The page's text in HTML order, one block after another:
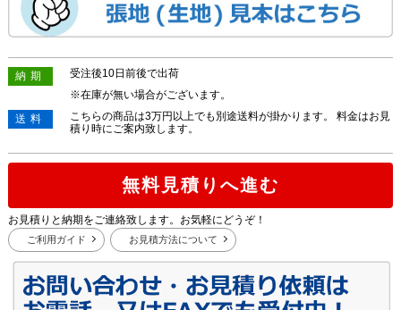
納期
受注後10日前後で出荷
※在庫が無い場合がございます。
送料
こちらの商品は3万円以上でも別途送料が掛かります。 料金はお見
積り時にご案内致します。
無料見積りへ進む
お見積りと納期をご連絡致します。お気軽にどうぞ！
ご利用ガイド お見積方法について